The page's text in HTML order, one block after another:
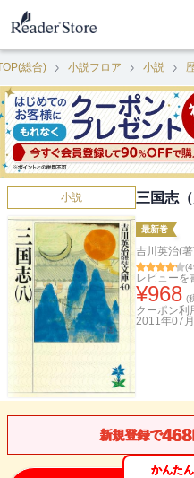
総合) 小説フロア 小説
小説 三国志（
最新巻
吉川英治(
(
レビューを
¥968 (
クーポン利
2011年07
新規登録で468
かんた